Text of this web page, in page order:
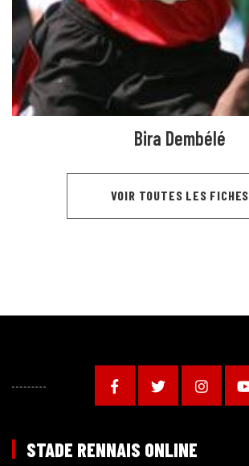
Bira Dembélé
VOIR TOUTES LES FICHES
STADE RENNAIS ONLINE